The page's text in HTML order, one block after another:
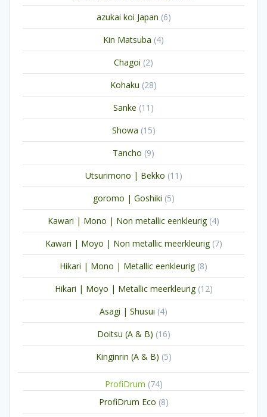
producten
azukai koi Japan 66
producten
Kin Matsuba 44
producten
Chagoi 22
producten
Kohaku 2828
producten
Sanke 11 11
producten
Showa 1515
producten
Tancho 99
producten
Utsurimono | Bekko 11 11
producten
goromo | Goshiki 55
producten
Kawari | Mono | Non metallic eenkleurig 44
producten
Kawari | Moyo | Non metallic meerkleurig 77
producten
Hikari | Mono | Metallic eenkleurig 88
producten
Hikari | Moyo | Metallic meerkleurig 1212
producten
Asagi | Shusui 44
producten
Doitsu (A & B) 1616
producten
Kinginrin (A & B) 55
ProfiDrum 7474
ProfiDrum Eco 88
producten